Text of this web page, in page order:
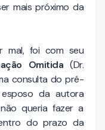
mais próximo da
mal, foi com seu
Omitida (Dr.
consulta do pré-
da autora
queria fazer a
do prazo da